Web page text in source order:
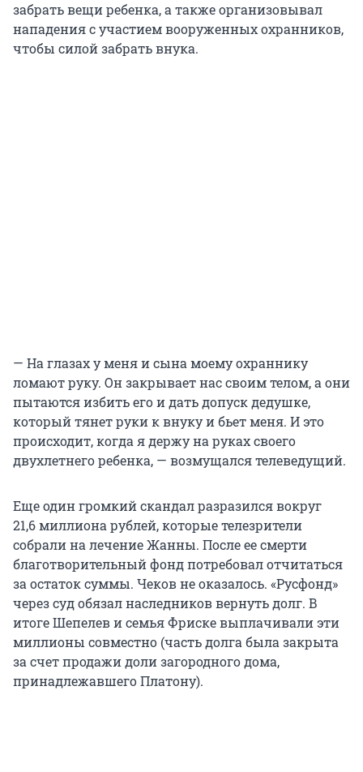
забрать вещи ребенка, а также организовывал
нападения с участием вооруженных охранников,
чтобы силой забрать внука.
— На глазах у меня и сына моему охраннику
ломают руку. Он закрывает нас своим телом, а они
пытаются избить его и дать допуск дедушке,
который тянет руки к внуку и бьет меня. И это
происходит, когда я держу на руках своего
двухлетнего ребенка, — возмущался телеведущий.
Еще один громкий скандал разразился вокруг
21,6 миллиона рублей, которые телезрители
собрали на лечение Жанны. После ее смерти
благотворительный фонд потребовал отчитаться
за остаток суммы. Чеков не оказалось. «Русфонд»
через суд обязал наследников вернуть долг. В
итоге Шепелев и семья Фриске выплачивали эти
миллионы совместно (часть долга была закрыта
за счет продажи доли загородного дома,
принадлежавшего Платону).